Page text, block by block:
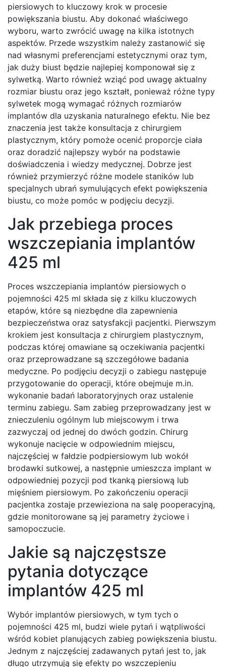
piersiowych to kluczowy krok w procesie
powiększania biustu. Aby dokonać właściwego
wyboru, warto zwrócić uwagę na kilka istotnych
aspektów. Przede wszystkim należy zastanowić się
nad własnymi preferencjami estetycznymi oraz tym,
jak duży biust będzie najlepiej komponował się z
sylwetką. Warto również wziąć pod uwagę aktualny
rozmiar biustu oraz jego kształt, ponieważ różne typy
sylwetek mogą wymagać różnych rozmiarów
implantów dla uzyskania naturalnego efektu. Nie bez
znaczenia jest także konsultacja z chirurgiem
plastycznym, który pomoże ocenić proporcje ciała
oraz doradzić najlepszy wybór na podstawie
doświadczenia i wiedzy medycznej. Dobrze jest
również przymierzyć różne modele staników lub
specjalnych ubrań symulujących efekt powiększenia
biustu, co może pomóc w podjęciu decyzji.
Jak przebiega proces
wszczepiania implantów
425 ml
Proces wszczepiania implantów piersiowych o
pojemności 425 ml składa się z kilku kluczowych
etapów, które są niezbędne dla zapewnienia
bezpieczeństwa oraz satysfakcji pacjentki. Pierwszym
krokiem jest konsultacja z chirurgiem plastycznym,
podczas której omawiane są oczekiwania pacjentki
oraz przeprowadzane są szczegółowe badania
medyczne. Po podjęciu decyzji o zabiegu następuje
przygotowanie do operacji, które obejmuje m.in.
wykonanie badań laboratoryjnych oraz ustalenie
terminu zabiegu. Sam zabieg przeprowadzany jest w
znieczuleniu ogólnym lub miejscowym i trwa
zazwyczaj od jednej do dwóch godzin. Chirurg
wykonuje nacięcie w odpowiednim miejscu,
najczęściej w fałdzie podpiersiowym lub wokół
brodawki sutkowej, a następnie umieszcza implant w
odpowiedniej pozycji pod tkanką piersiową lub
mięśniem piersiowym. Po zakończeniu operacji
pacjentka zostaje przewieziona na salę pooperacyjną,
gdzie monitorowane są jej parametry życiowe i
samopoczucie.
Jakie są najczęstsze
pytania dotyczące
implantów 425 ml
Wybór implantów piersiowych, w tym tych o
pojemności 425 ml, budzi wiele pytań i wątpliwości
wśród kobiet planujących zabieg powiększenia biustu.
Jednym z najczęściej zadawanych pytań jest to, jak
długo utrzymują się efekty po wszczepieniu